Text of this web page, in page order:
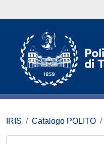
IRIS Catalogo POLITO